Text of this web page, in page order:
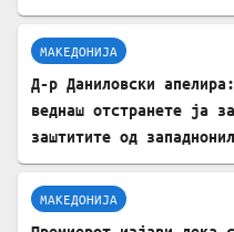
МАКЕДОНИЈА
Д-р Даниловски
веднаш отстранете ја
заштитите од
МАКЕДОНИЈА